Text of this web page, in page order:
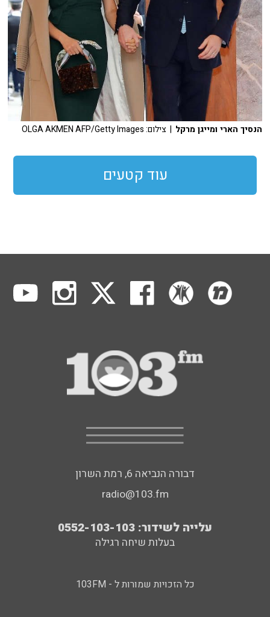
הנסיך הארי ומייגן מרקל | צילום: OLGA AKMEN AFP/Getty Images
עוד קטעים
דבורה הנביאה 6, רמת השרון
radio@103.fm
עלייה לשידור: 0552-103-103
בעלות שיחה רגילה
כל הזכויות שמורות ל - 103FM